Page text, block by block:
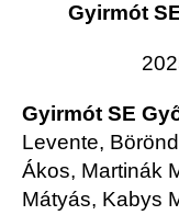
Gyirmót
Gyirmót SE
Levente,
Ákos, Martinák
Mátyás, Kabys